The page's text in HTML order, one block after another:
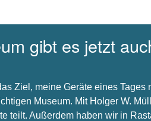
gibt es jetzt
Ziel, meine Geräte eines Tages
Museum. Mit Holger W.
teilt. Außerdem haben wir in